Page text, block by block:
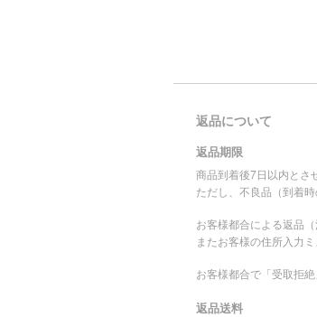
返品について
返品期限
商品到着後7日以内とさ
ただし、不良品（到着
お客様都合による返品
またお客様の住所入力
お客様都合で「受取拒
返品送料